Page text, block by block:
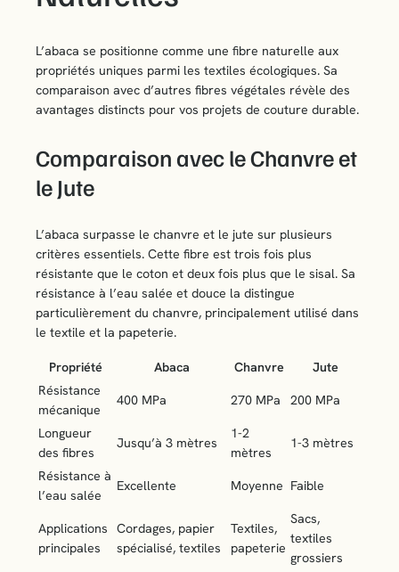
L’abaca se positionne comme une fibre naturelle aux
propriétés uniques parmi les textiles écologiques. Sa
comparaison avec d’autres fibres végétales révèle des
avantages distincts pour vos projets de couture durable.
Comparaison avec le Chanvre et
le Jute
L’abaca surpasse le chanvre et le jute sur plusieurs
critères essentiels. Cette fibre est trois fois plus
résistante que le coton et deux fois plus que le sisal. Sa
résistance à l’eau salée et douce la distingue
particulièrement du chanvre, principalement utilisé dans
le textile et la papeterie.
Propriété Abaca Chanvre
Jute
Résistance
mécanique
400 MPa 270 MPa 200 MPa
Longueur
des fibres
Jusqu’à 3 mètres
1-2
mètres
1-3 mètres
Résistance à
l’eau salée
Excellente Moyenne Faible
Applications
principales
Cordages, papier
spécialisé, textiles
Textiles,
papeterie
Sacs,
textiles
grossiers